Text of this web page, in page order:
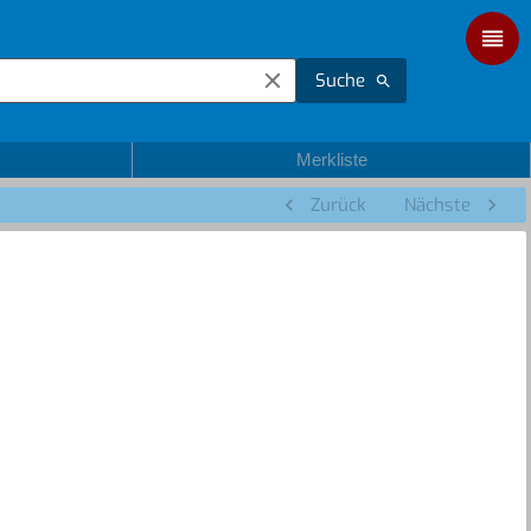
Suche
Merkliste
Zurück Nächste